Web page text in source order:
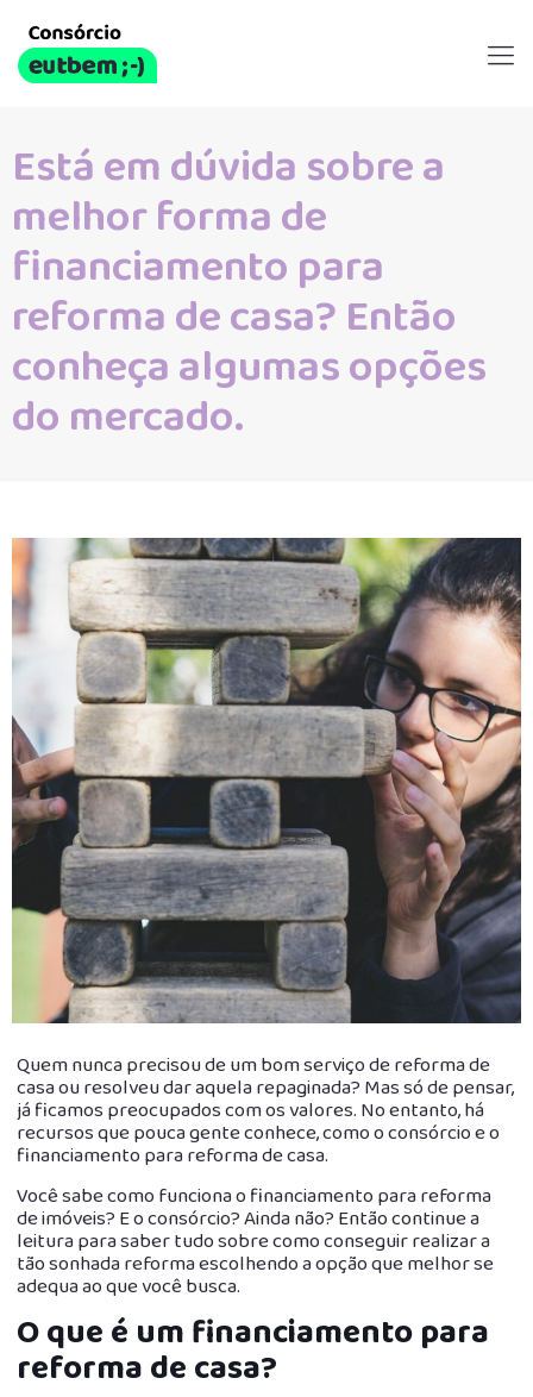
Está em dúvida sobre a
melhor forma de
financiamento para
reforma de casa? Então
conheça algumas opções
do mercado.
Quem nunca precisou de um bom serviço de reforma de
casa ou resolveu dar aquela repaginada? Mas só de pensar,
já ficamos preocupados com os valores. No entanto, há
recursos que pouca gente conhece, como o consórcio e o
financiamento para reforma de casa.
Você sabe como funciona o financiamento para reforma
de imóveis? E o consórcio? Ainda não? Então continue a
leitura para saber tudo sobre como conseguir realizar a
tão sonhada reforma escolhendo a opção que melhor se
adequa ao que você busca.
O que é um financiamento para
reforma de casa?